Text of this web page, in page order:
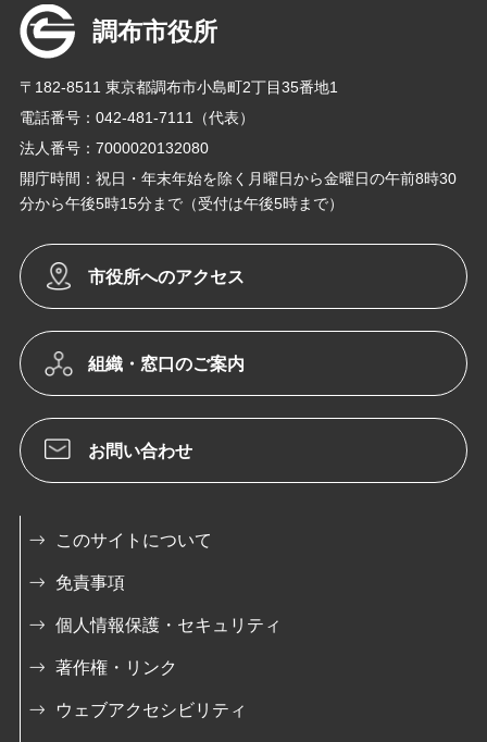
調布市役所
〒182-8511 東京都調布市小島町2丁目35番地1
電話番号：042-481-7111（代表）
法人番号：7000020132080
開庁時間：祝日・年末年始を除く月曜日から金曜日の午前8時30
分から午後5時15分まで（受付は午後5時まで）
市役所へのアクセス
組織・窓口のご案内
お問い合わせ
このサイトについて
免責事項
個人情報保護・セキュリティ
著作権・リンク
ウェブアクセシビリティ